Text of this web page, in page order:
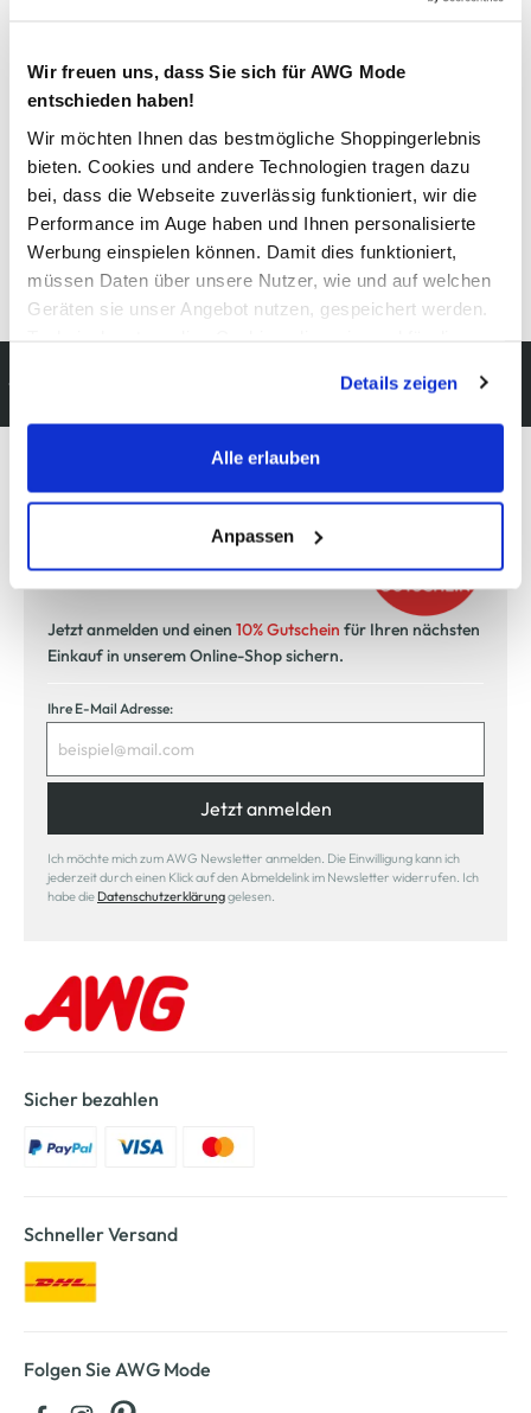
Wir freuen uns, dass Sie sich für AWG Mode
entschieden haben!
Wir möchten Ihnen das bestmögliche Shoppingerlebnis
bieten. Cookies und andere Technologien tragen dazu
bei, dass die Webseite zuverlässig funktioniert, wir die
Performance im Auge haben und Ihnen personalisierte
Werbung einspielen können. Damit dies funktioniert,
müssen Daten über unsere Nutzer, wie und auf welchen
Geräten sie unser Angebot nutzen, gespeichert werden.
werden, werden bei der Nutzung der Webseite auf jeden
Fall gesetzt. Cookies von Drittanbietern für Analyse- oder
Trackingzwecke werden nur dann aktiviert, wenn Sie das
erlauben" bzw. "Alle erlauben" klicken. Mehr dazu
(einschließlich der Möglichkeit, die Einwilligungserklärung
zu ändern oder zu widerrufen) erfahren Sie in unserem
Cookie-Hinweisbzw. derDatenschutzerklärung.
Details zeigen
Alle erlauben
Anpassen
Außenmaterial: 5% Elasthan, 95% Baumwolle
Pflegehinweise
Details zur Produktsicherheit anzeigen
Modeglück im Abo:
unser Newsletter
Jetzt anmelden und einen 10% Gutschein für Ihren nächsten
Einkauf in unserem Online-Shop sichern.
Ihre E-Mail Adresse:
Jetzt anmelden
Ich möchte mich zum AWG Newsletter anmelden. Die Einwilligung kann ich
jederzeit durch einen Klick auf den Abmeldelink im Newsletter widerrufen. Ich
habe die Datenschutzerklärunggelesen.
Sicher bezahlen
Schneller Versand
Folgen Sie AWG Mode